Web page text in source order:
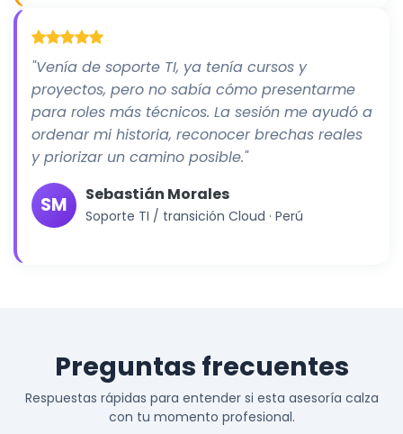
"Venía de soporte TI, ya tenía cursos y
proyectos, pero no sabía cómo presentarme
para roles más técnicos. La sesión me ayudó a
ordenar mi historia, reconocer brechas reales
y priorizar un camino posible."
SM Sebastián Morales
Soporte TI / transición Cloud · Perú
Preguntas frecuentes
Respuestas rápidas para entender si esta asesoría calza
con tu momento profesional.